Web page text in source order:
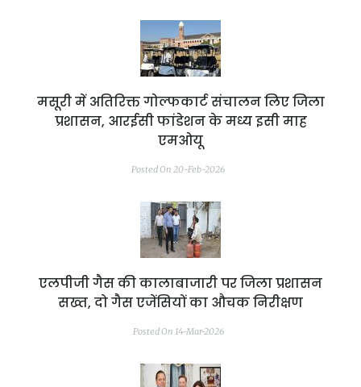
मसूरी में अतिरिक्त गोल्फकार्ट संचालन लिए जिला
प्रशासन, आरईसी फांडेशन के मध्य इसी माह
एमओयू
Posted On 20-Feb-2026
एलपीजी गैस की कालाबाजारी पर जिला प्रशासन
सख्त, दो गैस एजेंसियों का औचक निरीक्षण
Posted On 14-Mar-2026